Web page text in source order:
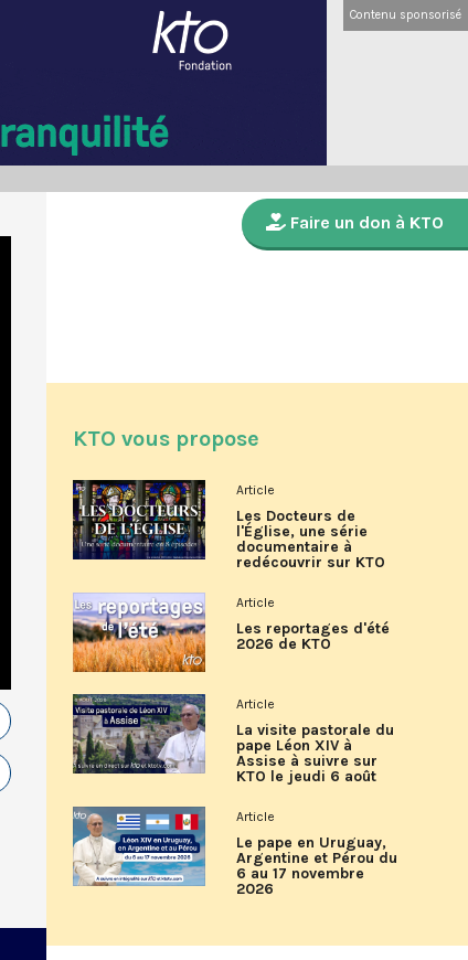
Contenu sponsorisé
Faire un don à KTO
KTO vous propose
Article
Les Docteurs de
l'Église, une série
documentaire à
redécouvrir sur KTO
Article
Les reportages d'été
2026 de KTO
Article
La visite pastorale du
pape Léon XIV à
Assise à suivre sur
KTO le jeudi 6 août
Article
Le pape en Uruguay,
Argentine et Pérou du
6 au 17 novembre
2026